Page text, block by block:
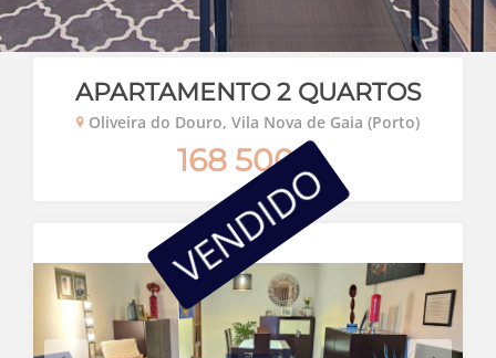
APARTAMENTO 2 QUARTOS
Oliveira do Douro, Vila Nova de Gaia (Porto)
168 500€
VENDIDO